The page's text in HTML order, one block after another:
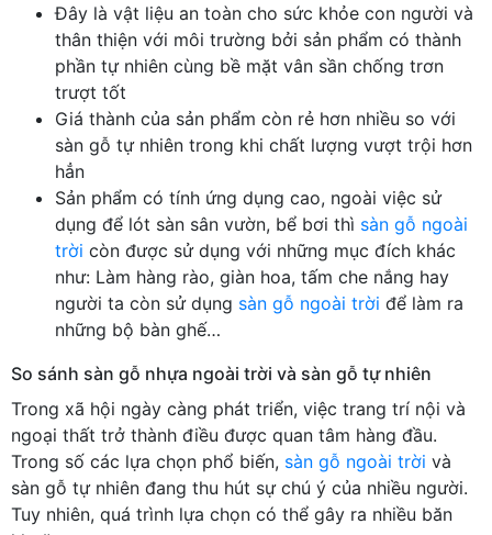
Đây là vật liệu an toàn cho sức khỏe con người và
thân thiện với môi trường bởi sản phẩm có thành
phần tự nhiên cùng bề mặt vân sần chống trơn
trượt tốt
Giá thành của sản phẩm còn rẻ hơn nhiều so với
sàn gỗ tự nhiên trong khi chất lượng vượt trội hơn
hẳn
Sản phẩm có tính ứng dụng cao, ngoài việc sử
dụng để lót sàn sân vườn, bể bơi thì sàn gỗ ngoài
trời còn được sử dụng với những mục đích khác
như: Làm hàng rào, giàn hoa, tấm che nắng hay
người ta còn sử dụng sàn gỗ ngoài trời để làm ra
những bộ bàn ghế…
So sánh sàn gỗ nhựa ngoài trời và sàn gỗ tự nhiên
Trong xã hội ngày càng phát triển, việc trang trí nội và
ngoại thất trở thành điều được quan tâm hàng đầu.
Trong số các lựa chọn phổ biến, sàn gỗ ngoài trời và
sàn gỗ tự nhiên đang thu hút sự chú ý của nhiều người.
Tuy nhiên, quá trình lựa chọn có thể gây ra nhiều băn